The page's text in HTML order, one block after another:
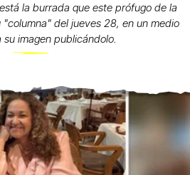
la burrada que este prófugo de la
del jueves 28, en un medio
su imagen publicándolo.